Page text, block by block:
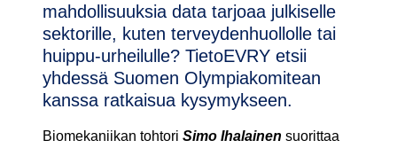
mahdollisuuksia data tarjoaa julkiselle
sektorille, kuten terveydenhuollolle tai
huippu-urheilulle? TietoEVRY etsii
yhdessä Suomen Olympiakomitean
kanssa ratkaisua kysymykseen.
Biomekaniikan tohtori Simo Ihalainen suorittaa